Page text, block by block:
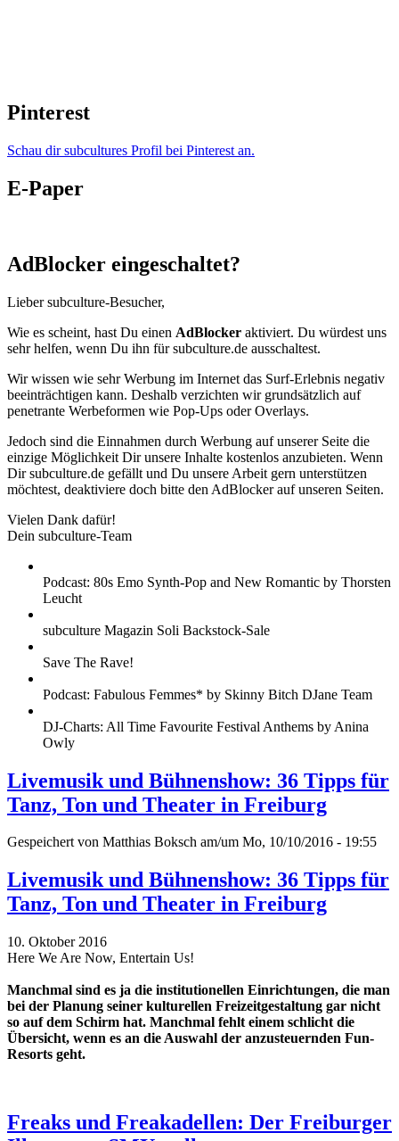
Pinterest
Schau dir subcultures Profil bei Pinterest an.
E-Paper
AdBlocker eingeschaltet?
Lieber subculture-Besucher,
Wie es scheint, hast Du einen AdBlocker aktiviert. Du würdest uns
sehr helfen, wenn Du ihn für subculture.de ausschaltest.
Wir wissen wie sehr Werbung im Internet das Surf-Erlebnis negativ
beeinträchtigen kann. Deshalb verzichten wir grundsätzlich auf
penetrante Werbeformen wie Pop-Ups oder Overlays.
Jedoch sind die Einnahmen durch Werbung auf unserer Seite die
einzige Möglichkeit Dir unsere Inhalte kostenlos anzubieten. Wenn
Dir subculture.de gefällt und Du unsere Arbeit gern unterstützen
möchtest, deaktiviere doch bitte den AdBlocker auf unseren Seiten.
Vielen Dank dafür!
Dein subculture-Team
Podcast: 80s Emo Synth-Pop and New Romantic by Thorsten
Leucht
subculture Magazin Soli Backstock-Sale
Save The Rave!
Podcast: Fabulous Femmes* by Skinny Bitch DJane Team
DJ-Charts: All Time Favourite Festival Anthems by Anina
Owly
Livemusik und Bühnenshow: 36 Tipps für
Tanz, Ton und Theater in Freiburg
Gespeichert von Matthias Boksch am/um Mo, 10/10/2016 - 19:55
Livemusik und Bühnenshow: 36 Tipps für
Tanz, Ton und Theater in Freiburg
10. Oktober 2016
Here We Are Now, Entertain Us!
Manchmal sind es ja die institutionellen Einrichtungen, die man
bei der Planung seiner kulturellen Freizeitgestaltung gar nicht
so auf dem Schirm hat. Manchmal fehlt einem schlicht die
Übersicht, wenn es an die Auswahl der anzusteuernden Fun-
Resorts geht.
Freaks und Freakadellen: Der Freiburger